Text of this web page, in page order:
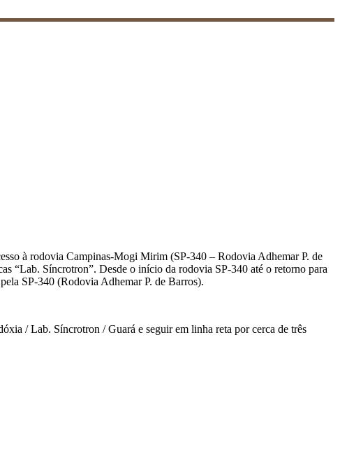
à rodovia Campinas-Mogi Mirim (SP-340 – Rodovia Adhemar P. de
“Lab. Síncrotron”. Desde o início da rodovia SP-340 até o retorno para
SP-340 (Rodovia Adhemar P. de Barros).
/ Lab. Síncrotron / Guará e seguir em linha reta por cerca de três